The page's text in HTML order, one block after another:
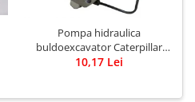
Pompa hidraulica
buldoexcavator Caterpillar
428B
10,17 Lei